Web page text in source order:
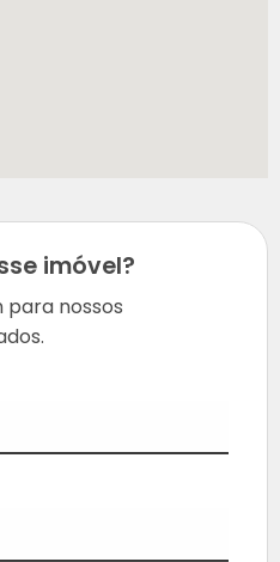
imóvel?
para nossos